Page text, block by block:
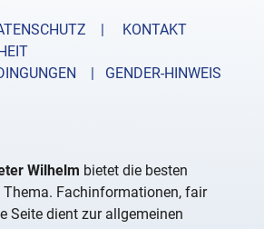
|
KONTAKT
| GENDER-HINWEIS
Wilhelm bietet die besten
Thema. Fachinformationen, fair
Seite dient zur allgemeinen